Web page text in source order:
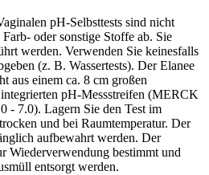
pH-Selbsttests sind nicht
oder sonstige Stoffe ab. Sie
werden. Verwenden Sie keinesfalls
(z. B. Wassertests). Der Elanee
aus einem ca. 8 cm großen
pH-Messstreifen (MERCK
- 7.0). Lagern Sie den Test im
und bei Raumtemperatur. Der
aufbewahrt werden. Der
Wiederverwendung bestimmt und
entsorgt werden.